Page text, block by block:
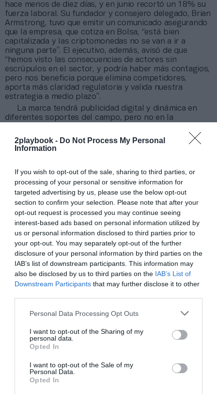
2playbook - Do Not Process My Personal
Information
If you wish to opt-out of the sale, sharing to third parties, or
processing of your personal or sensitive information for
targeted advertising by us, please use the below opt-out
section to confirm your selection. Please note that after your
opt-out request is processed you may continue seeing
interest-based ads based on personal information utilized by
us or personal information disclosed to third parties prior to
your opt-out. You may separately opt-out of the further
disclosure of your personal information by third parties on the
IAB’s list of downstream participants. This information may
also be disclosed by us to third parties on the IAB’s List of
Downstream Participants that may further disclose it to other
Personal Data Processing Opt Outs
I want to opt-out of the Sharing of my
personal data.
Opted In
I want to opt-out of the Sale of my
Personal Data.
Opted In
Índex
hace menos de diez días, y en junio recortó un 18% su
fuerza laboral. Su fundador y consejero delegado, Brian
Armstrong, tuvo que emitir un comunicado asegurando
que la empresa, que cotiza en Bolsa, “está bien
capitalizada y las criptomonedas no se van a ir a
ninguna parte”. El ejecutivo, además, avisó de que
“hemos visto las consecuencias de actores sin
escrúpulos en el sector, y podría haber más contagios,
pero nos beneficia porque elimina competidores,
aporta más claridad regulatoria y valida nuestra
estrategia a medio plazo”.
La marca tendrá publicidad digital y dinámica en
diferentes soportes del campo, pero no en la
ha destacado que “es un negocio que todavía es muy
nuevo y, a menudo, confuso para quienes no están
Añadir2Playbookcomo fuente preferida de Google
de forma gratuita
Mantente informado con las últimas noticias de actualidad.
ACTIVAR AHORA
Compartir
Imprimir